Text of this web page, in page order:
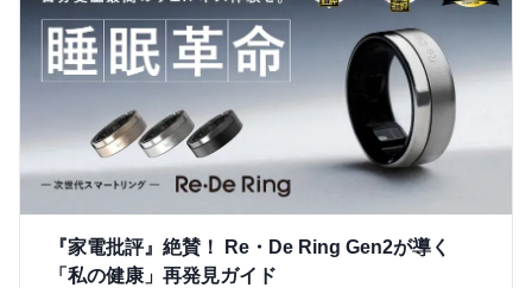
『家電批評』絶賛！ Re・De Ring Gen2が導く
「私の健康」再発見ガイド